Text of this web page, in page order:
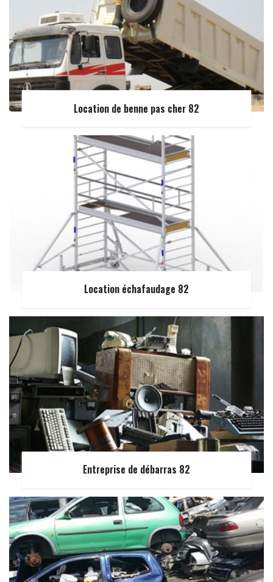
Location de benne pas cher 82
Location échafaudage 82
Entreprise de débarras 82